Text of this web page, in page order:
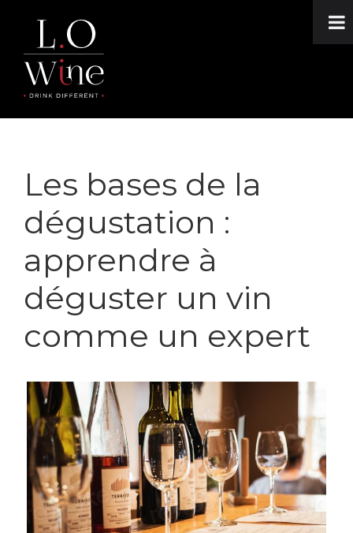
navigation
principale
contenu
principal
pied
page
créatifs
cadeaux
originaux
Les bases de la
dégustation :
apprendre à
déguster un vin
comme un expert